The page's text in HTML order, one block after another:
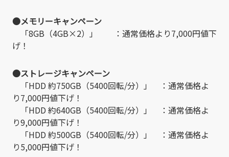
●メモリーキャンペーン
「8GB（4GB×2）」 ：通常価格より7,000円値下
げ！
●ストレージキャンペーン
「HDD 約750GB（5400回転/分）」 ：通常価格よ
り7,000円値下げ！
「HDD 約640GB（5400回転/分）」 ：通常価格よ
り9,000円値下げ！
「HDD 約500GB（5400回転/分）」 ：通常価格よ
り5,000円値下げ！